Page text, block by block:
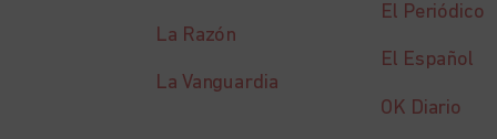
La Razón
La Vanguardia
El Periódico
El Español
OK Diario